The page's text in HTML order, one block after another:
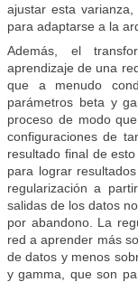
ajustar esta
para adaptarse a la
Además, el
aprendizaje de una
que a menudo
parámetros beta y
proceso de modo
configuraciones de
resultado final de
para lograr
regularización a
salidas de los datos
por abandono. La
red a aprender más
de datos y menos
y gamma, que son